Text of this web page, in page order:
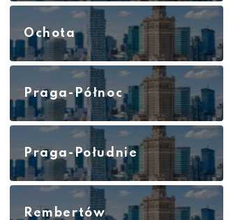
Ochota
Praga-Północ
Praga-Południe
Rembertów